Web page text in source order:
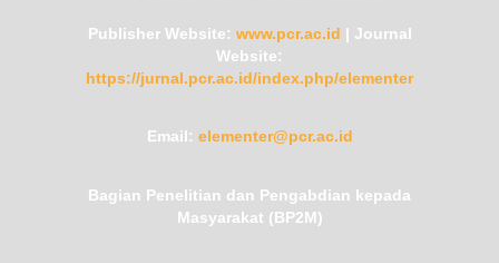
Publisher Website: www.pcr.ac.id | Journal
Website:
https://jurnal.pcr.ac.id/index.php/elementer
Email: elementer@pcr.ac.id
Bagian Penelitian dan Pengabdian kepada
Masyarakat (BP2M)